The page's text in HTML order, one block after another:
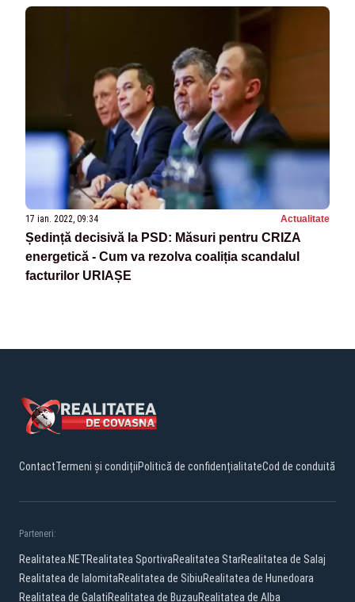
17 ian. 2022, 09:34 Actualitate
Ședință decisivă la PSD: Măsuri pentru CRIZA
energetică - Cum va rezolva coaliția scandalul
facturilor URIAȘE
ContactTermeni și condițiiPolitică de confidențialitateCod de conduită
Parteneri:
Realitatea.NETRealitatea SportivaRealitatea StarRealitatea de Salaj
Realitatea de IalomitaRealitatea de SibiuRealitatea de Hunedoara
Realitatea de GalatiRealitatea de BuzauRealitatea de Alba